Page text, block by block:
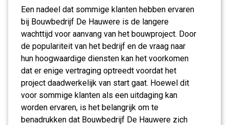
Een nadeel dat sommige klanten hebben ervaren
bij Bouwbedrijf De Hauwere is de langere
wachttijd voor aanvang van het bouwproject. Door
de populariteit van het bedrijf en de vraag naar
hun hoogwaardige diensten kan het voorkomen
dat er enige vertraging optreedt voordat het
project daadwerkelijk van start gaat. Hoewel dit
voor sommige klanten als een uitdaging kan
worden ervaren, is het belangrijk om te
benadrukken dat Bouwbedrijf De Hauwere zich